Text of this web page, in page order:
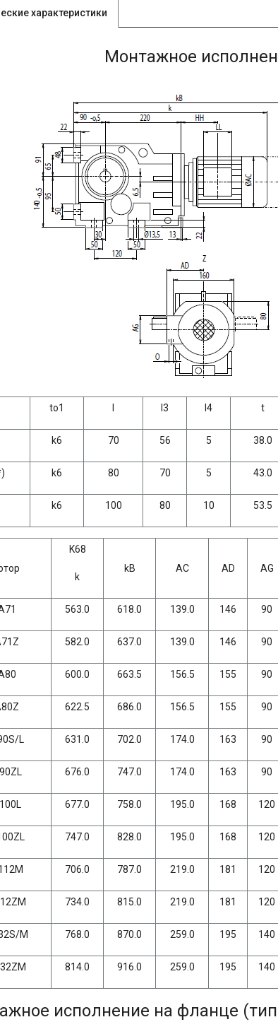
характеристики
Монтажное
to1 l3 l4 t
k6 70 56 5 38.0
k6 80 70 5 43.0
k6 100 80 10 53.5
K68
k
kB AC AD AG
563.0 618.0 139.0 146 90
582.0 637.0 139.0 146 90
600.0 663.5 156.5 155 90
622.5 686.0 156.5 155 90
L 631.0 702.0 174.0 163 90
676.0 747.0 174.0 163 90
677.0 758.0 195.0 168 120
747.0 828.0 195.0 168 120
706.0 787.0 219.0 181 120
734.0 815.0 219.0 181 120
M 768.0 870.0 259.0 195 140
814.0 916.0 259.0 195 140
исполнение на фланце